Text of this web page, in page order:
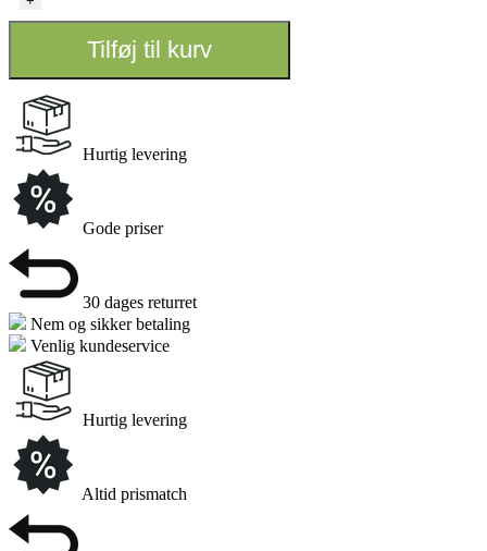
antal
Tilføj til kurv
Hurtig levering
Gode priser
30 dages returret
Nem og sikker betaling
Venlig kundeservice
Hurtig levering
Altid prismatch